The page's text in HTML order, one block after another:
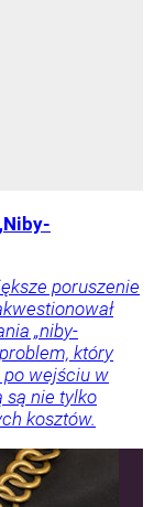
poruszenie
„niby-
który
po wejściu w
są nie tylko
kosztów.